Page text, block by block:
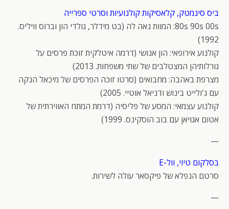
ביס סינמטק, קלאסיקות קולנועיות וסרטי ספרייה
80s 90s 00s: המוות נאה לה (בט מידלר, גולדי הון וברוס וויליס.
1992)
קולנוע אירופאי: הון אנושי (דרמה איטלקית זוכת פרסים על
גורלותיהן המצטלבים של שתי משפחות. 2013)
מצרפת באהבה: מחבואים (סרטו זוכה הפרסים של מיכאל הנקה
עם ג'ולייט בינוש ודניאל אוטיי. 2005)
קולנוע עצמאי: המסע של פליסיה (דרמת המתח האווירתית של
אטום אגויאן עם בוב הוסקינס. 1999)
—
בסלקום טיוי, וול-E
סרטם הנפלא של פיקסאר עולה לשירות.
—